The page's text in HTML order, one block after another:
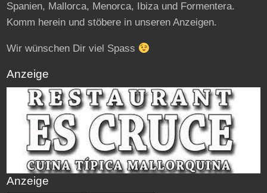
Spanien, Mallorca, Menorca, Ibiza und Formentera.
Komm herein und stöbere in unseren Anzeigen.
Wir wünschen Dir viel Spass
Anzeige
Anzeige